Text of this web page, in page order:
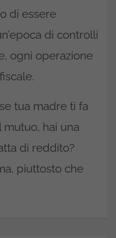
di essere
di controlli
ogni operazione
tua madre ti fa
hai una
di reddito?
piuttosto che